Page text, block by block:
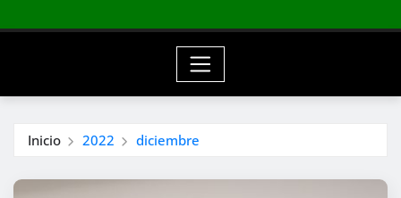
Inicio 2022 diciembre